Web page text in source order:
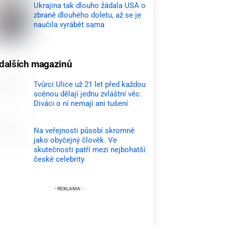
Ukrajina tak dlouho žádala USA o
zbraně dlouhého doletu, až se je
naučila vyrábět sama
magazinů
Tvůrci Ulice už 21 let před každou
scénou dělají jednu zvláštní věc.
Diváci o ní nemají ani tušení
Na veřejnosti působí skromně
jako obyčejný člověk. Ve
skutečnosti patří mezi nejbohatší
české celebrity